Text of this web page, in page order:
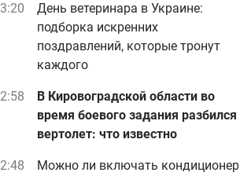
День ветеринара в Украине:
подборка искренних
поздравлений, которые тронут
каждого
В Кировоградской области во
время боевого задания разбился
вертолет: что известно
Можно ли включать кондиционер